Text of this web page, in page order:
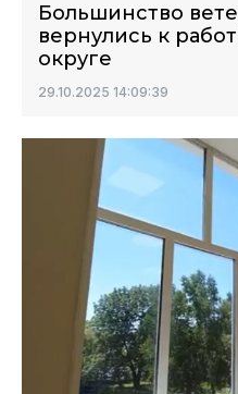
Большинство
вернулись к
округе
29.10.2025 14:09:39